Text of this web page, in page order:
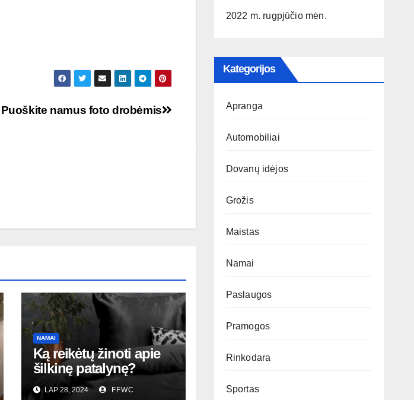
Puoškite namus foto drobėmis
NAMAI
Ką reikėtų žinoti apie
šilkinę patalynę?
LAP 28, 2024 FFWC
2022 m. rugpjūčio mėn.
Kategorijos
Apranga
Automobiliai
Dovanų idėjos
Grožis
Maistas
Namai
Paslaugos
Pramogos
Rinkodara
Sportas